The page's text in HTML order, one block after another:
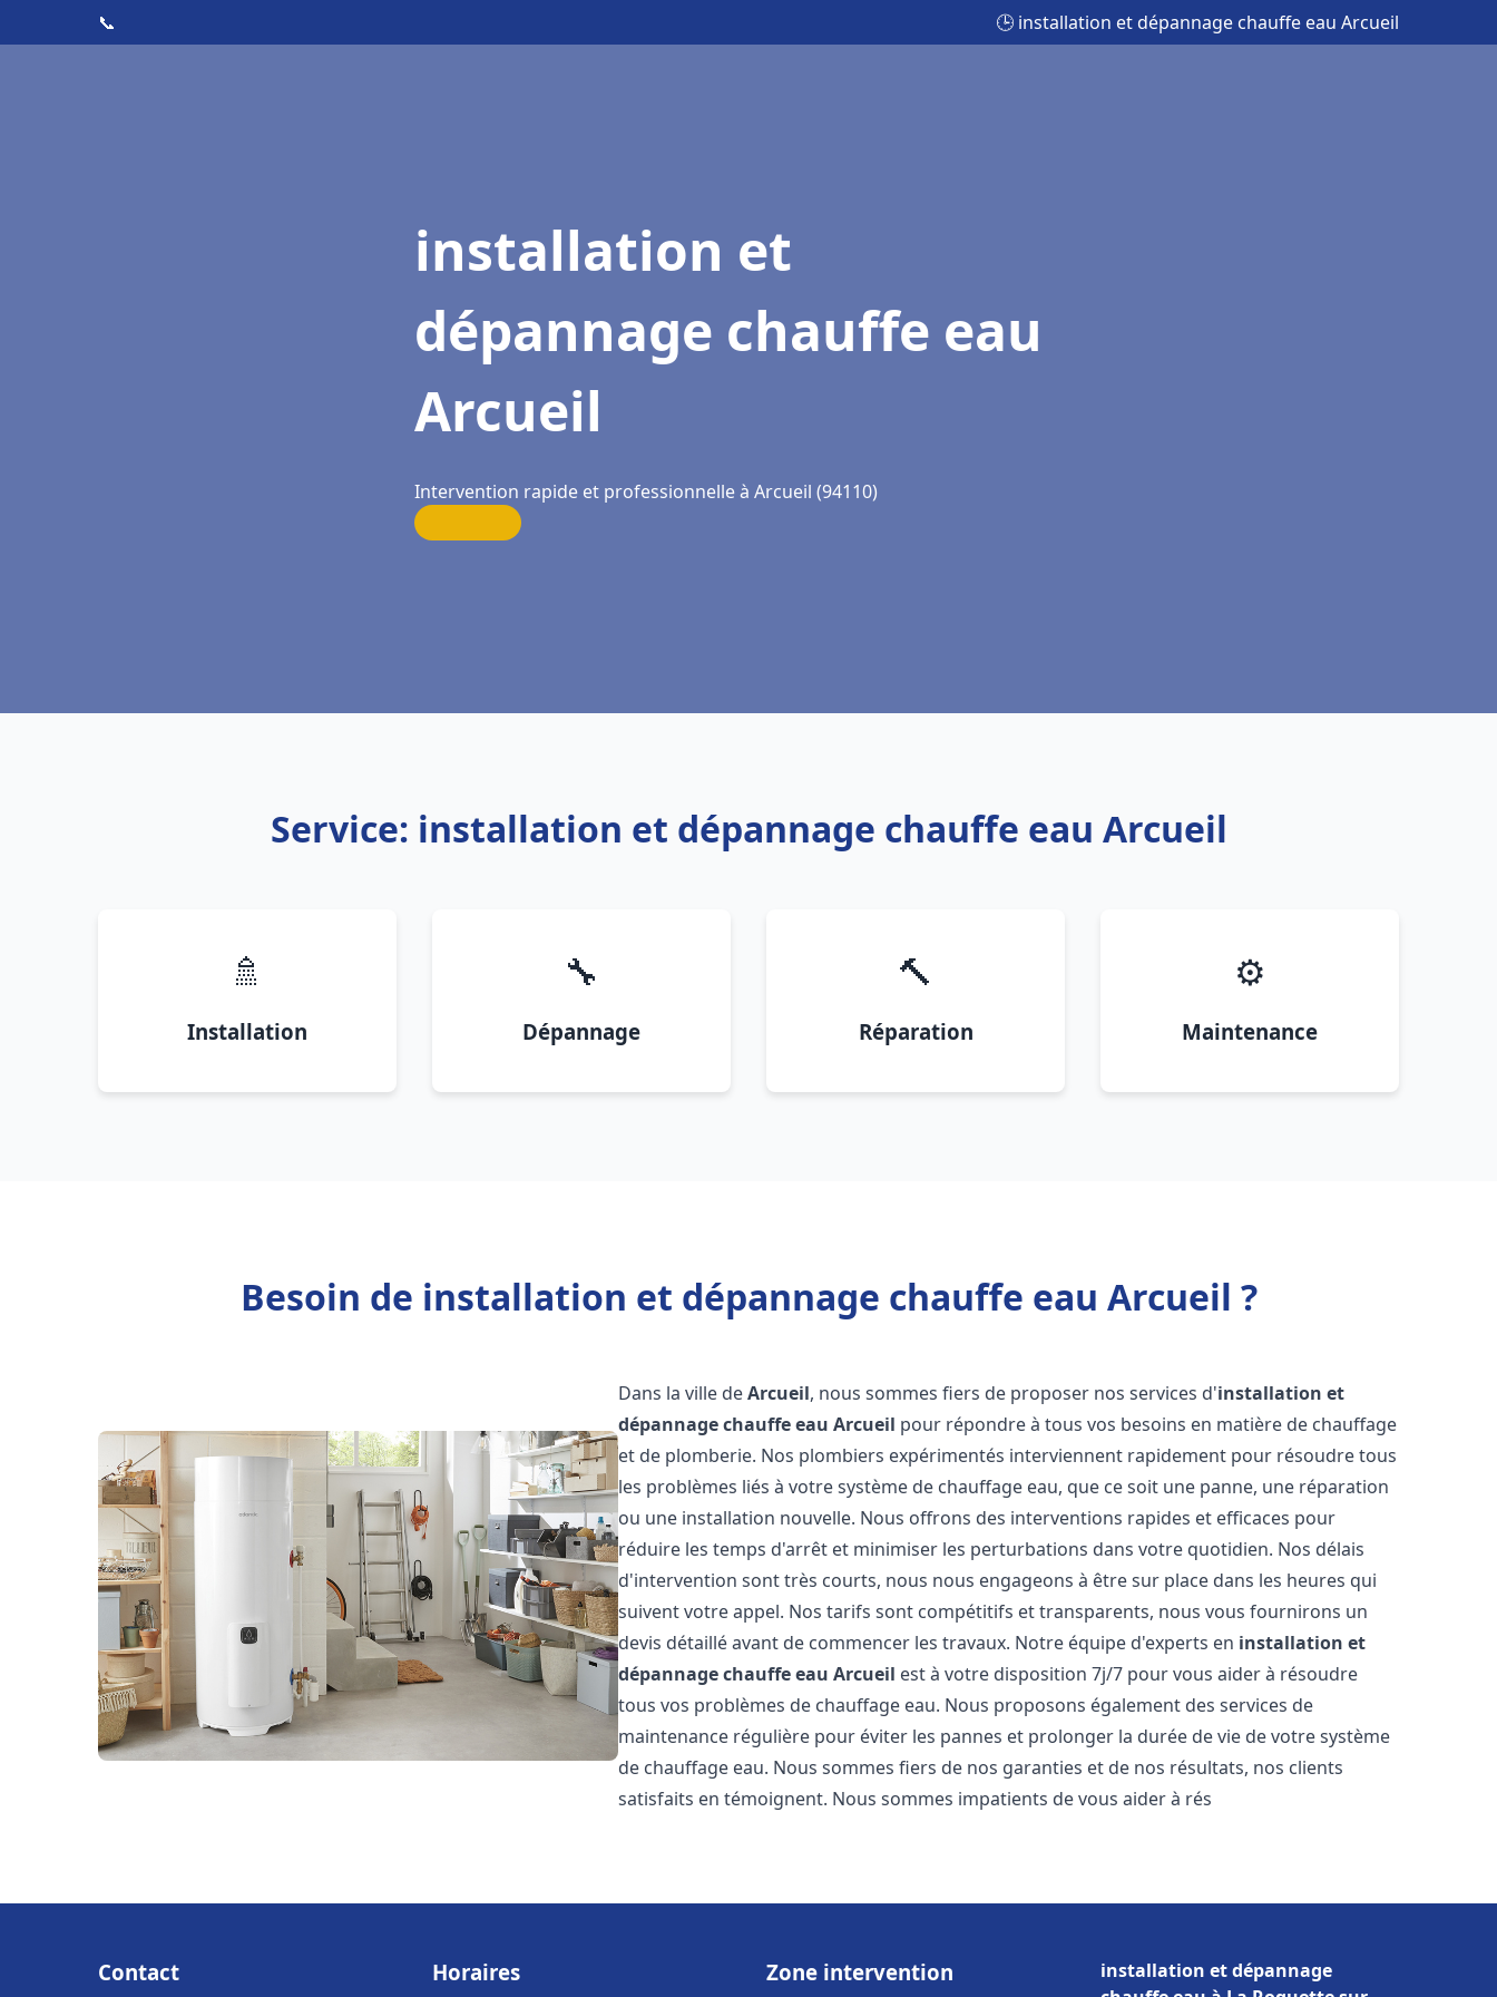
📞 🕒 installation et dépannage chauffe eau Arcueil
installation et
dépannage chauffe eau
Arcueil
Intervention rapide et professionnelle à Arcueil (94110)
Service: installation et dépannage chauffe eau Arcueil
🚿
Installation
🔧
Dépannage
🔨
Réparation
⚙️
Maintenance
Besoin de installation et dépannage chauffe eau Arcueil ?
Dans la ville deArcueil, nous sommes fiers de proposer nos services d'installation et
dépannage chauffe eau Arcueil pour répondre à tous vos besoins en matière de chauffage
et de plomberie. Nos plombiers expérimentés interviennent rapidement pour résoudre tous
les problèmes liés à votre système de chauffage eau, que ce soit une panne, une réparation
ou une installation nouvelle. Nous offrons des interventions rapides et efficaces pour
réduire les temps d'arrêt et minimiser les perturbations dans votre quotidien. Nos délais
d'intervention sont très courts, nous nous engageons à être sur place dans les heures qui
suivent votre appel. Nos tarifs sont compétitifs et transparents, nous vous fournirons un
devis détaillé avant de commencer les travaux. Notre équipe d'experts en installation et
dépannage chauffe eau Arcueil est à votre disposition 7j/7 pour vous aider à résoudre
tous vos problèmes de chauffage eau. Nous proposons également des services de
maintenance régulière pour éviter les pannes et prolonger la durée de vie de votre système
de chauffage eau. Nous sommes fiers de nos garanties et de nos résultats, nos clients
satisfaits en témoignent. Nous sommes impatients de vous aider à rés
Contact Horaires Zone intervention
installation et dépannage